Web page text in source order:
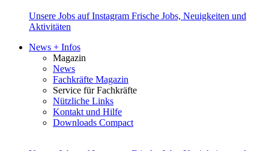
Unsere Jobs auf Instagram Frische Jobs, Neuigkeiten und
Aktivitäten
News + Infos
Magazin
News
Fachkräfte Magazin
Service für Fachkräfte
Nützliche Links
Kontakt und Hilfe
Downloads Compact